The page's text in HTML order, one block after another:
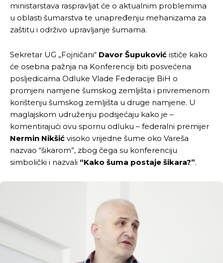
ministarstava raspravljat će o aktualnim problemima
u oblasti šumarstva te unapređenju mehanizama za
zaštitu i održivo upravljanje šumama.
Sekretar UG „Fojničani“ Davor Šupuković ističe kako
će osebna pažnja na Konferenciji biti posvećena
posljedicama Odluke Vlade Federacije BiH o
promjeni namjene šumskog zemljišta i privremenom
korištenju šumskog zemljišta u druge namjene. U
maglajskom udruženju podsjećaju kako je –
komentirajući ovu spornu odluku – federalni premijer
Nermin Nikšić visoko vrijedne šume oko Vareša
nazvao “šikarom”, zbog čega su konferenciju
simbolički i nazvali “Kako šuma postaje šikara?”.